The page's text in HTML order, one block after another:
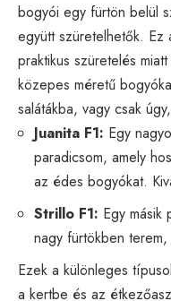
bogyói egy fürtön belül
együtt szüretelhetők. Ez
praktikus szüretelés
közepes méretű
salátákba, vagy csak
Juanita F1: Egy
paradicsom, amely
az édes bogyókat.
Strillo F1: Egy másik
nagy fürtökben
Ezek a különleges
a kertbe és az